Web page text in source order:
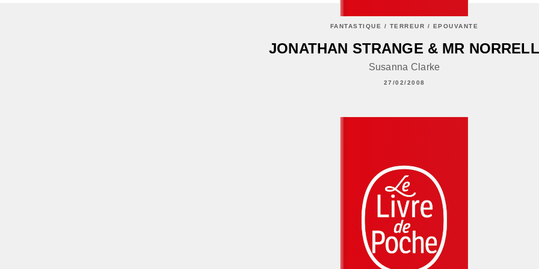
FANTASTIQUE / TERREUR / EPOUVANTE
JONATHAN STRANGE & MR NORRELL
Susanna Clarke
27/02/2008